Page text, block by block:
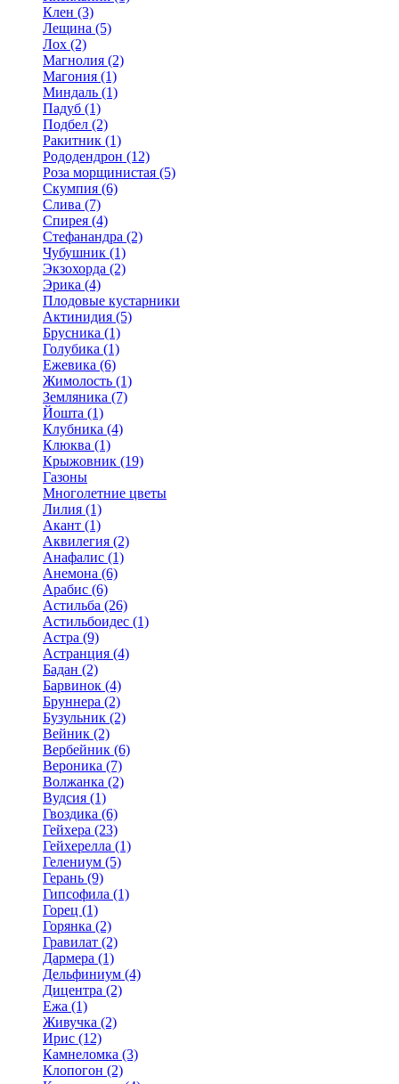
Клен (3)
Лещина (5)
Лох (2)
Магнолия (2)
Магония (1)
Миндаль (1)
Падуб (1)
Подбел (2)
Ракитник (1)
Рододендрон (12)
Роза морщинистая (5)
Скумпия (6)
Слива (7)
Спирея (4)
Стефанандра (2)
Чубушник (1)
Экзохорда (2)
Эрика (4)
Плодовые кустарники
Актинидия (5)
Брусника (1)
Голубика (1)
Ежевика (6)
Жимолость (1)
Земляника (7)
Йошта (1)
Клубника (4)
Клюква (1)
Крыжовник (19)
Газоны
Многолетние цветы
Лилия (1)
Акант (1)
Аквилегия (2)
Анафалис (1)
Анемона (6)
Арабис (6)
Астильба (26)
Астильбоидес (1)
Астра (9)
Астранция (4)
Бадан (2)
Барвинок (4)
Бруннера (2)
Бузульник (2)
Вейник (2)
Вербейник (6)
Вероника (7)
Волжанка (2)
Вудсия (1)
Гвоздика (6)
Гейхера (23)
Гейхерелла (1)
Гелениум (5)
Герань (9)
Гипсофила (1)
Горец (1)
Горянка (2)
Гравилат (2)
Дармера (1)
Дельфиниум (4)
Дицентра (2)
Ежа (1)
Живучка (2)
Ирис (12)
Камнеломка (3)
Клопогон (2)